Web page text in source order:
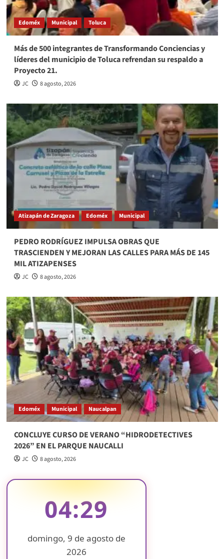
Edoméx Municipal Toluca
Más de 500 integrantes de Transformando Conciencias y
líderes del municipio de Toluca refrendan su respaldo a
Proyecto 21.
JC 8 agosto, 2026
Atizapán de Zaragoza Edoméx Municipal
PEDRO RODRÍGUEZ IMPULSA OBRAS QUE
TRASCIENDEN Y MEJORAN LAS CALLES PARA MÁS DE 145
MIL ATIZAPENSES
JC 8 agosto, 2026
Edoméx Municipal Naucalpan
CONCLUYE CURSO DE VERANO “HIDRODETECTIVES
2026” EN EL PARQUE NAUCALLI
JC 8 agosto, 2026
04:29
domingo, 9 de agosto de
2026